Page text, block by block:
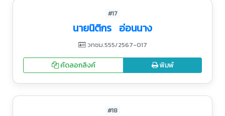
#17
นายนิติกร อ่อนนาง
วทชม.555/2567-017
คัดลอกลิงค์ พิมพ์
#18